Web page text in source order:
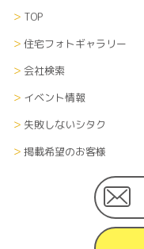
TOP
住宅フォトギャラリー
会社検索
イベント情報
失敗しないシタク
掲載希望のお客様